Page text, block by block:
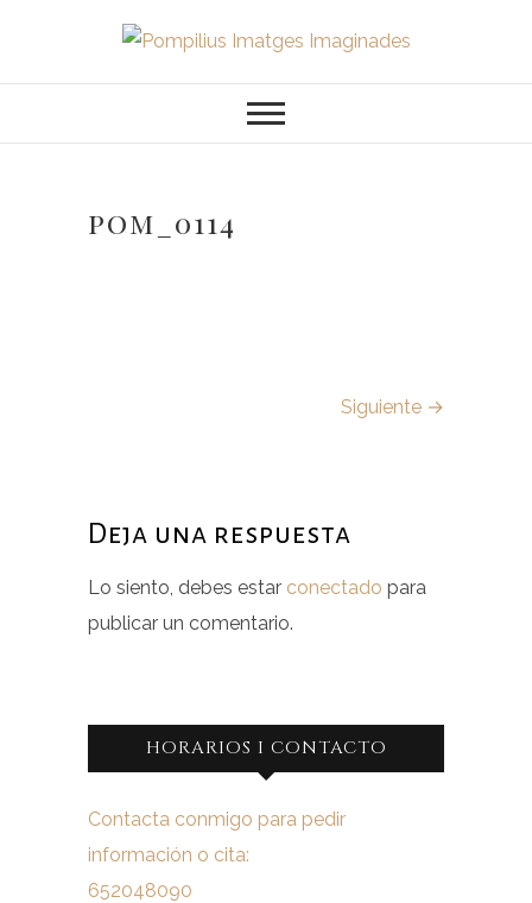
contenido
Pompilius
Imatges
Imaginades
pom_0114
Siguiente →
Deja una respuesta
Lo siento, debes estar conectado para
publicar un comentario.
HORARIOS I CONTACTO
Contacta conmigo para pedir
información o cita:
652048090